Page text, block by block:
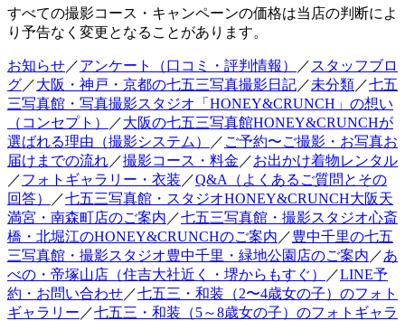
すべての撮影コース・キャンペーンの価格は当店の判断によ
り予告なく変更となることがあります。
お知らせ／アンケート（口コミ・評判情報） ／ スタッフブロ
グ／大阪・神戸・京都の七五三写真撮影日記／未分類／七五
三写真館・写真撮影スタジオ「HONEY&CRUNCH」の想い
（コンセプト）
／大阪の七五三写真館HONEY&CRUNCHが
選ばれる理由（撮影システム）
／ ご予約〜ご撮影・お写真お
届けまでの流れ／撮影コース・料金 ／お出かけ着物レンタル
／フォトギャラリー・衣装 ／Q&A（よくあるご質問とその
回答）
／七五三写真館・スタジオHONEY&CRUNCH大阪天
満宮・南森町店のご案内 ／七五三写真館・撮影スタジオ心斎
橋・北堀江のHONEY&CRUNCHのご案内 ／豊中千里の七五
三写真館・撮影スタジオ豊中千里・緑地公園店のご案内 ／あ
べの・帝塚山店（住吉大社近く・堺からもすぐ）
／LINE予
約・お問い合わせ／七五三・和装（2〜4歳女の子）のフォト
ギャラリー ／七五三・和装（5～8歳女の子）のフォトギャラ